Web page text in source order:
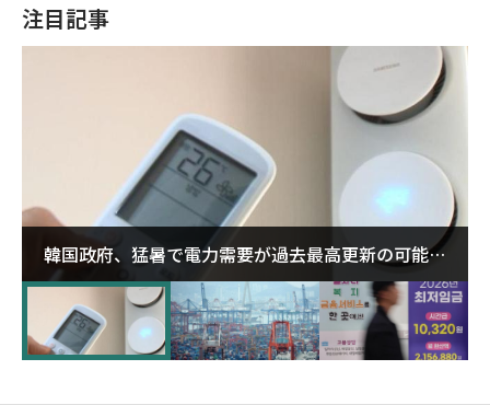
注目記事
韓国政府、猛暑で電力需要が過去最高更新の可能性
に需給対応体制を点検